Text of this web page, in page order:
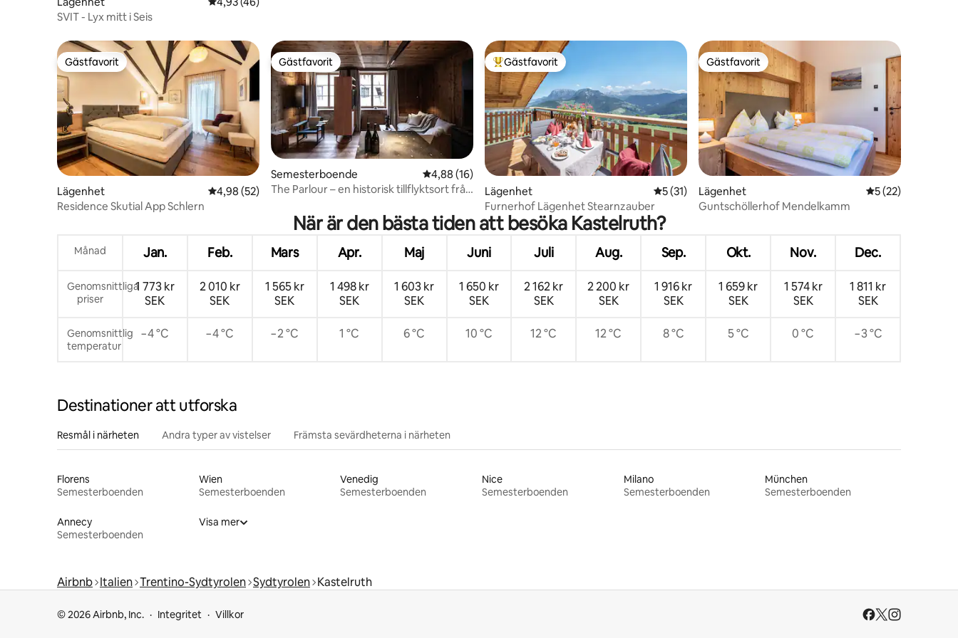
SVIT - Lyx mitt i Seis
Gästfavorit
Gästfavorit
Lägenhet 4,98 av 5 i genomsnittligt betyg, 52 omdömen
4,98 (52)
Residence Skutial App Schlern
Gästfavorit
Gästfavorit
Semesterboende 4,88 av 5 i genomsnittligt betyg, 16 omdömen
4,88 (16)
The Parlour – en historisk tillflyktsort från
Populär gästfavorit
Gästfavorit
Lägenhet 5 av 5 i genomsnittligt betyg, 31 omdömen
5 (31)
Furnerhof Lägenhet Stearnzauber
Gästfavorit
Gästfavorit
Lägenhet 5 av 5 i
5 (22)
Guntschöllerhof Mendelkamm
När är den bästa tiden att besöka Kastelruth?
Månad Jan. Feb. Mars Apr. Maj Juni Juli Aug. Sep. Okt. Nov. Dec.
Genomsnittliga
priser
1 773 kr
SEK
2 010 kr
SEK
1 565 kr
SEK
1 498 kr
SEK
1 603 kr
SEK
1 650 kr
SEK
2 162 kr
SEK
2 200 kr
SEK
1 916 kr
SEK
1 659 kr
SEK
1 574 kr
SEK
1 811 kr
SEK
Genomsnittlig
temperatur
−4 °C −4 °C −2 °C 1 °C 6 °C 10 °C 12 °C 12 °C 8 °C 5 °C 0 °C −3 °C
Destinationer att utforska
Resmål i närheten Andra typer av vistelser Främsta sevärdheterna i närheten
Florens
Semesterboenden
Wien
Semesterboenden
Venedig
Semesterboenden
Nice
Semesterboenden
Milano
Semesterboenden
München
Semesterboenden
Annecy
Semesterboenden
Visa mer
Airbnb Italien Trentino-Sydtyrolen Sydtyrolen Kastelruth
© 2026 Airbnb, Inc. Integritet Villkor